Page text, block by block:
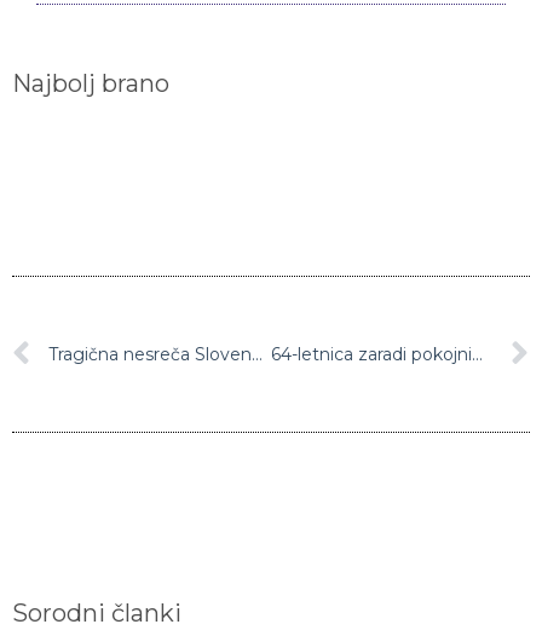
Najbolj brano
Tragična nesreča Slovenca na Hrvaškem 64-letnica zaradi pokojnine mesece skrivala truplo matere
Sorodni članki